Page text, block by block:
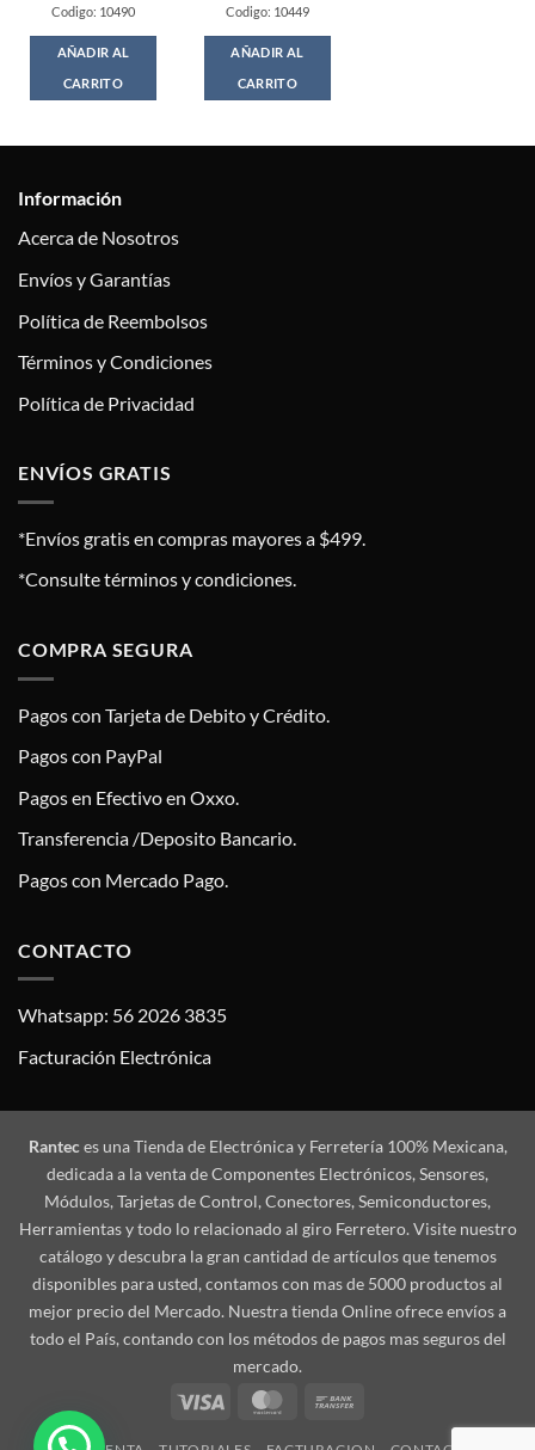
Codigo: 10490
AÑADIR AL
CARRITO
Codigo: 10449
AÑADIR AL
CARRITO
Información
Acerca de Nosotros
Envíos y Garantías
Política de Reembolsos
Términos y Condiciones
Política de Privacidad
ENVÍOS GRATIS
*Envíos gratis en compras mayores a $499.
*Consulte términos y condiciones.
COMPRA SEGURA
Pagos con Tarjeta de Debito y Crédito.
Pagos con PayPal
Pagos en Efectivo en Oxxo.
Transferencia /Deposito Bancario.
Pagos con Mercado Pago.
CONTACTO
Whatsapp: 56 2026 3835
Facturación Electrónica
Ranteces una Tienda de Electrónica y Ferretería 100% Mexicana,
dedicada a la venta de Componentes Electrónicos, Sensores,
Módulos, Tarjetas de Control, Conectores, Semiconductores,
Herramientas y todo lo relacionado al giro Ferretero. Visite nuestro
catálogo y descubra la gran cantidad de artículos que tenemos
disponibles para usted, contamos con mas de 5000 productos al
mejor precio del Mercado. Nuestra tienda Online ofrece envíos a
todo el País, contando con los métodos de pagos mas seguros del
mercado.
Visa
MasterCard